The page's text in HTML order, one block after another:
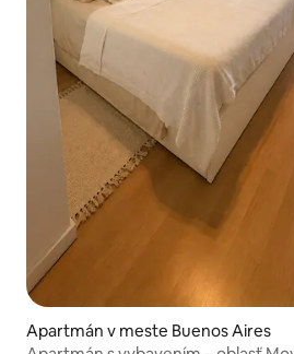
Apartmán v meste Buenos Aires